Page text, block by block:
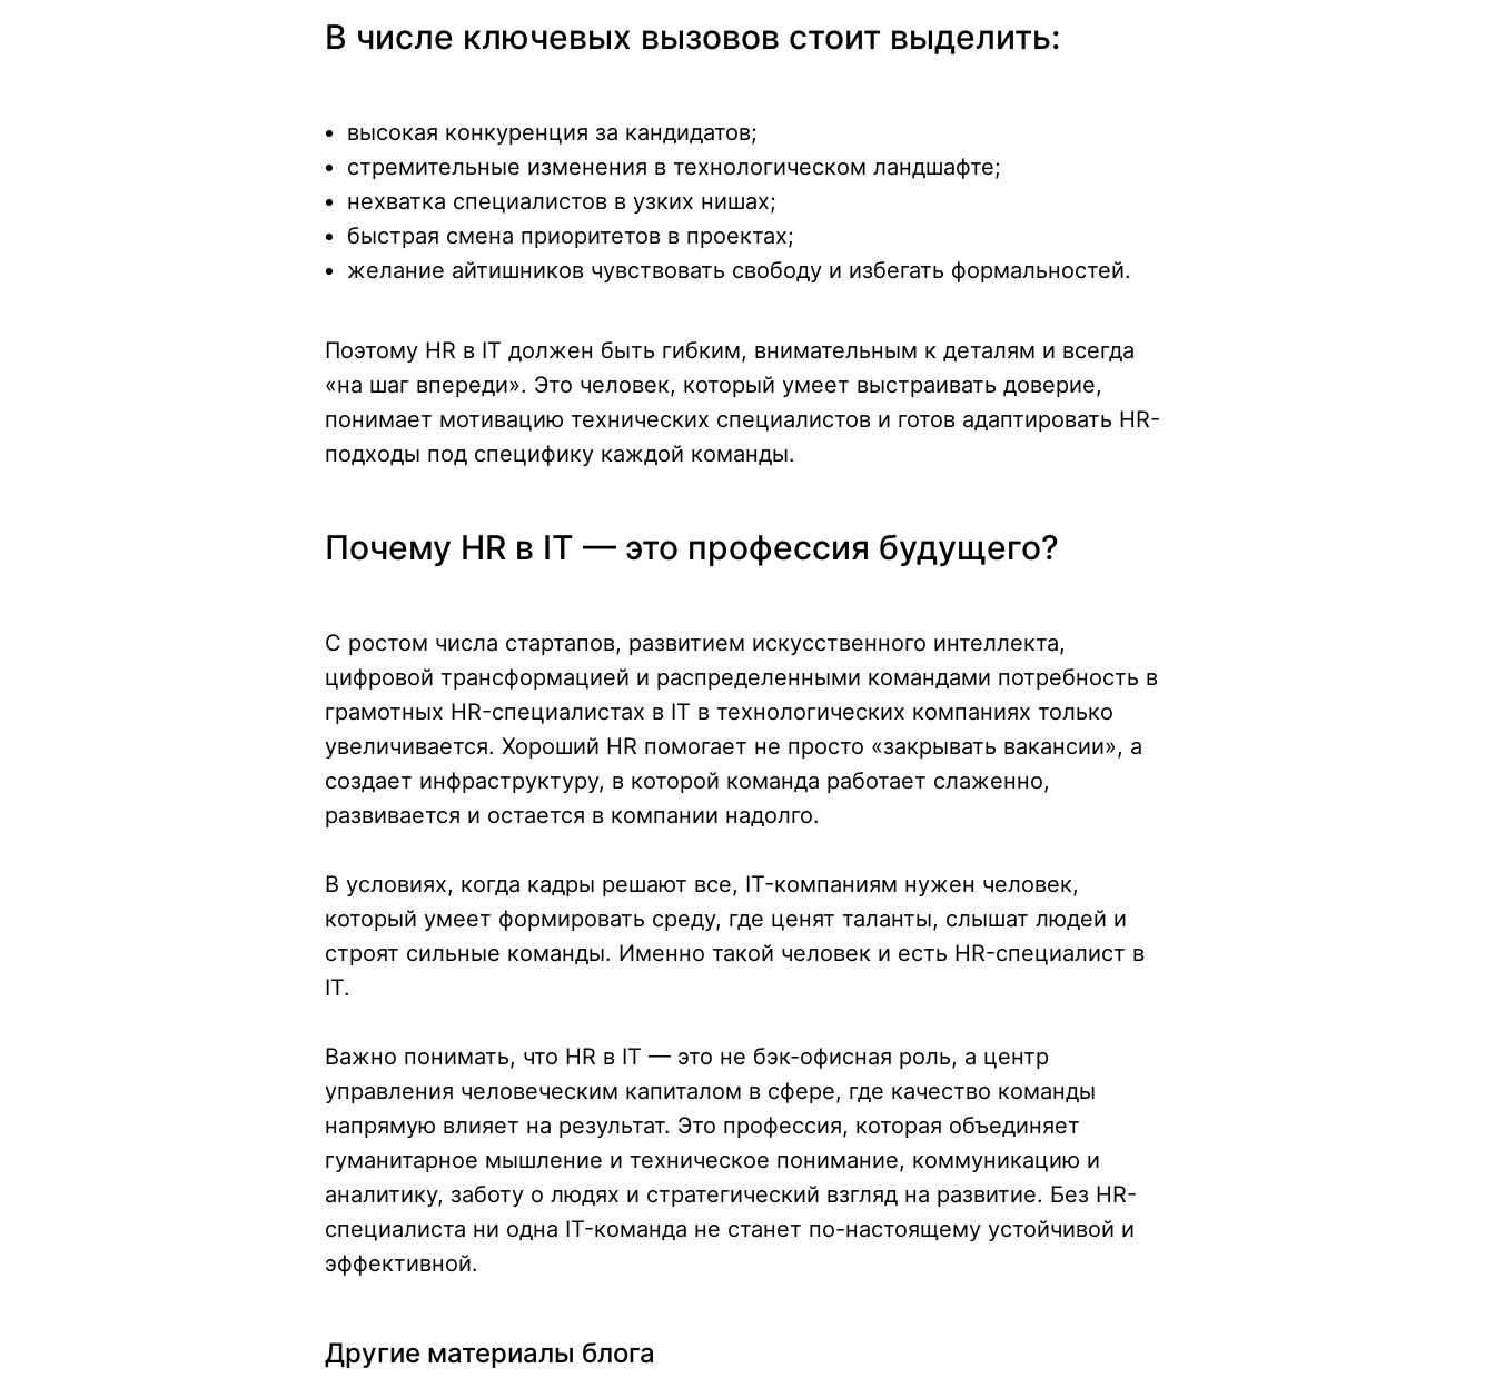
В числе ключевых вызовов стоит выделить:
высокая конкуренция за кандидатов;
стремительные изменения в технологическом ландшафте;
нехватка специалистов в узких нишах;
быстрая смена приоритетов в проектах;
желание айтишников чувствовать свободу и избегать формальностей.
Поэтому HR в IT должен быть гибким, внимательным к деталям и всегда
«на шаг впереди». Это человек, который умеет выстраивать доверие,
понимает мотивацию технических специалистов и готов адаптировать HR-
подходы под специфику каждой команды.
Почему HR в IT — это профессия будущего?
С ростом числа стартапов, развитием искусственного интеллекта,
цифровой трансформацией и распределенными командами потребность в
грамотных HR-специалистах в IT в технологических компаниях только
увеличивается. Хороший HR помогает не просто «закрывать вакансии», а
создает инфраструктуру, в которой команда работает слаженно,
развивается и остается в компании надолго.
В условиях, когда кадры решают все, IT-компаниям нужен человек,
который умеет формировать среду, где ценят таланты, слышат людей и
строят сильные команды. Именно такой человек и есть HR-специалист в
IT.
Важно понимать, что HR в IT — это не бэк-офисная роль, а центр
управления человеческим капиталом в сфере, где качество команды
напрямую влияет на результат. Это профессия, которая объединяет
гуманитарное мышление и техническое понимание, коммуникацию и
аналитику, заботу о людях и стратегический взгляд на развитие. Без HR-
специалиста ни одна IT-команда не станет по-настоящему устойчивой и
эффективной.
Другие материалы блога
Подобрать
специалиста?